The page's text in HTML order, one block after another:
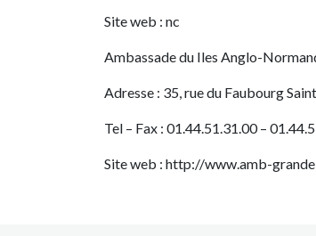
Site web : nc
Ambassade du Iles Anglo-
Adresse : 35, rue du Faubourg
Tel – Fax : 01.44.51.31.00 –
Site web : http://www.amb-